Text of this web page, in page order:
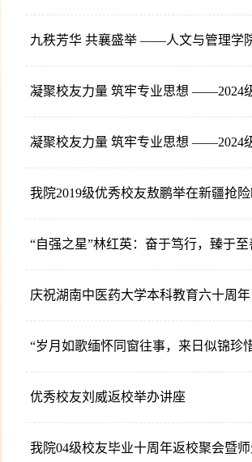
九秩芳华 共襄盛举 ——人文与管理学
我院2019级优秀校友敖鹏举在新疆抢
“自强之星”林红英：奋于笃行，臻于
庆祝湖南中医药大学本科教育六十周
“岁月如歌缅怀同窗往事，来日似锦珍
优秀校友刘威返校举办讲座
我院04级校友毕业十周年返校聚会暨